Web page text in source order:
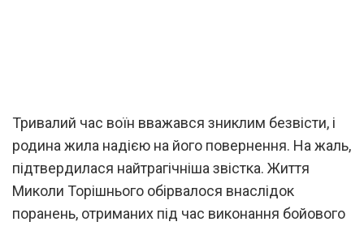
Тривалий час воїн вважався зниклим безвісти, і
родина жила надією на його повернення. На жаль,
підтвердилася найтрагічніша звістка. Життя
Миколи Торішнього обірвалося внаслідок
поранень, отриманих під час виконання бойового